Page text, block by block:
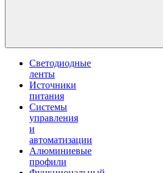
Светодиодные
ленты
Источники
питания
Системы
управления
и
автоматизации
Алюминиевые
профили